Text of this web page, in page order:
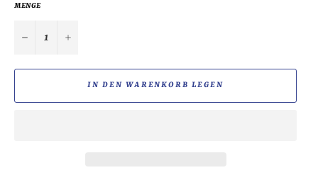
MENGE
− +
IN DEN WARENKORB LEGEN